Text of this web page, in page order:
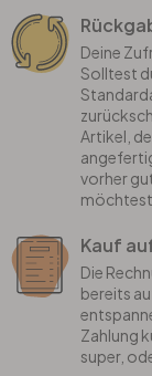
Deine
Solltest
Artikel,
vorher
möchtest.
Kauf
Die
bereits
Zahlung
super,